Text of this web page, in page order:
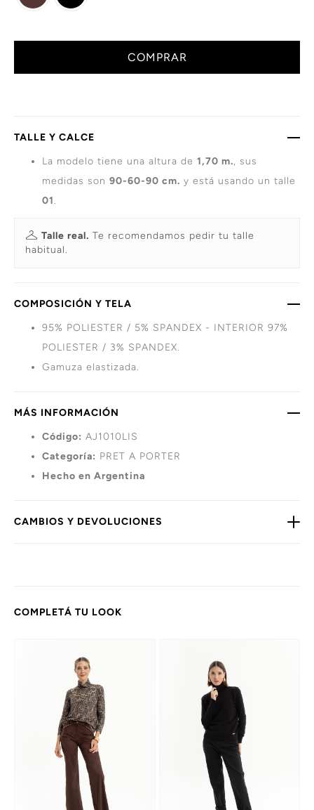
COMPRAR
TALLE Y CALCE
La modelo tiene una altura de 1,70 m., sus
medidas son 90-60-90 cm. y está usando un talle
01.
Talle real. Te recomendamos pedir tu talle
habitual.
COMPOSICIÓN Y TELA
95% POLIESTER / 5% SPANDEX - INTERIOR 97%
POLIESTER / 3% SPANDEX.
Gamuza elastizada.
MÁS INFORMACIÓN
Código: AJ1010LIS
Categoría: PRET A PORTER
Hecho en Argentina
CAMBIOS Y DEVOLUCIONES
COMPLETÁ TU LOOK